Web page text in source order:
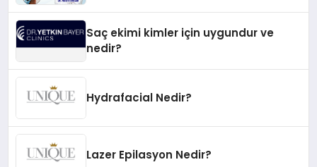
Saç ekimi kimler için uygundur ve
nedir?
Hydrafacial Nedir?
Lazer Epilasyon Nedir?